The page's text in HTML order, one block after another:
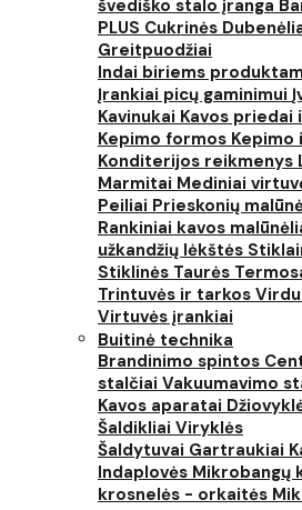
švediško stalo įranga
PLUS Cukrinės
Greitpuodžiai
Indai biriems
Įrankiai picų gaminimui
Kavinukai Kavos priedai
Kepimo formos Kepimo
Konditerijos reikmenys
Marmitai Mediniai
Peiliai Prieskonių
Rankiniai kavos
užkandžių lėkštės
Stiklinės Taurės
Trintuvės ir tarkos
Virtuvės įrankiai
Buitinė technika
Brandinimo spintos
stalčiai Vakuumavimo
Kavos aparatai
Šaldikliai Viryklės
Šaldytuvai Gartraukiai
Indaplovės Mikrobangų
krosnelės - orkaitės